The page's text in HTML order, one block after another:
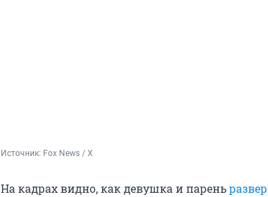
Источник: Fox News / X
На кадрах видно, как девушка и парень